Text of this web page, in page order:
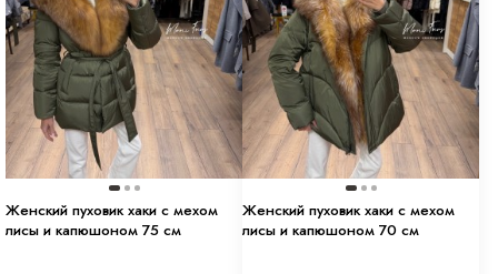
Женский пуховик хаки с мехом
лисы и капюшоном 75 см
Женский пуховик хаки с мехом
лисы и капюшоном 70 см